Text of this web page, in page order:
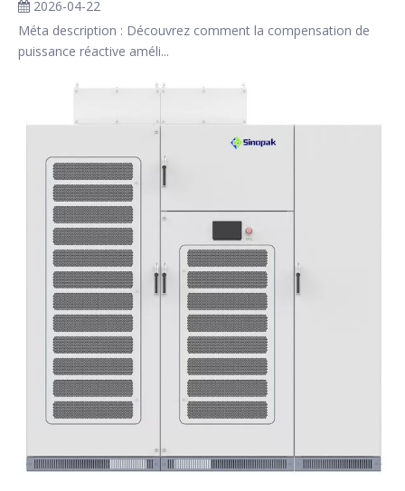
2026-04-22
Méta description : Découvrez comment la compensation de
puissance réactive améli...